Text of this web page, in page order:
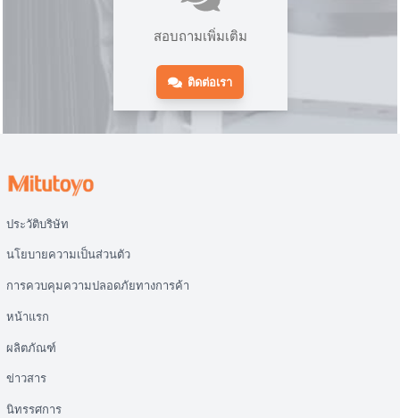
สอบถามเพิ่มเติม
ติดต่อเรา
ประวัติบริษัท
นโยบายความเป็นส่วนตัว
การควบคุมความปลอดภัยทางการค้า
หน้าแรก
ผลิตภัณฑ์
ข่าวสาร
นิทรรศการ